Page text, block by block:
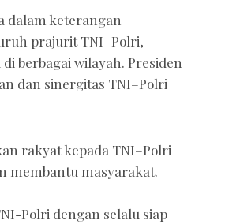
dalam keterangan
prajurit TNI–Polri,
berbagai wilayah. Presiden
dan sinergitas TNI–Polri
rakyat kepada TNI–Polri
membantu masyarakat.
Polri dengan selalu siap